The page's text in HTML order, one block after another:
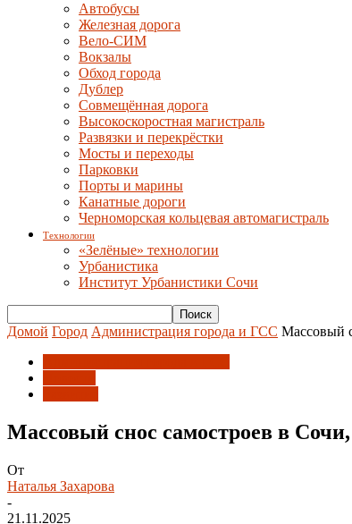
Автобусы
Железная дорога
Вело-СИМ
Вокзалы
Обход города
Дублер
Совмещённая дорога
Высокоскоростная магистраль
Развязки и перекрёстки
Мосты и переходы
Парковки
Порты и марины
Канатные дороги
Черноморская кольцевая автомагистраль
Технологии
«Зелёные» технологии
Урбанистика
Институт Урбанистики Сочи
Домой Город Администрация города и ГСС Массовый
Массовый снос самостроев в
От
Наталья Захарова
-
21.11.2025